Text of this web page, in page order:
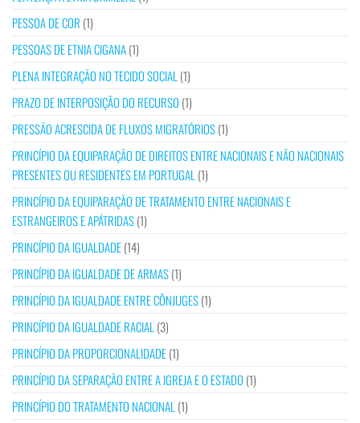
PESSOA DE COR (1)
PESSOAS DE ETNIA CIGANA(1)
PLENA INTEGRAÇÃO NO TECIDO SOCIAL (1)
PRAZO DE INTERPOSIÇÃO DO RECURSO (1)
PRESSÃO ACRESCIDA DE FLUXOS MIGRATÓRIOS(1)
PRINCÍPIO DA EQUIPARAÇÃO DE DIREITOS ENTRE NACIONAIS E NÃO NACIONAIS
PRESENTES OU RESIDENTES EM PORTUGAL (1)
PRINCÍPIO DA EQUIPARAÇÃO DE TRATAMENTO ENTRE NACIONAIS E
ESTRANGEIROS E APÁTRIDAS(1)
PRINCÍPIO DA IGUALDADE(14)
PRINCÍPIO DA IGUALDADE DE ARMAS(1)
PRINCÍPIO DA IGUALDADE ENTRE CÔNJUGES(1)
PRINCÍPIO DA IGUALDADE RACIAL (3)
PRINCÍPIO DA PROPORCIONALIDADE(1)
PRINCÍPIO DA SEPARAÇÃO ENTRE A IGREJA E O ESTADO (1)
PRINCÍPIO DO TRATAMENTO NACIONAL (1)